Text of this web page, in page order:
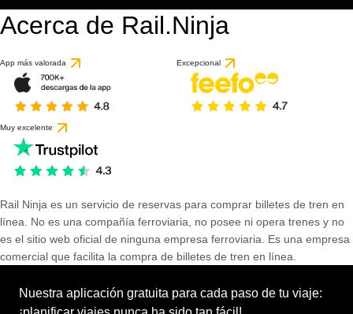
Acerca de Rail.Ninja
App más valorada Excepcional
Muy excelente
Rail Ninja es un servicio de reservas para comprar billetes de tren en
línea. No es una compañía ferroviaria, no posee ni opera trenes y no
es el sitio web oficial de ninguna empresa ferroviaria. Es una empresa
comercial que facilita la compra de billetes de tren en línea.
Nuestra aplicación gratuita para cada paso de tu viaje: